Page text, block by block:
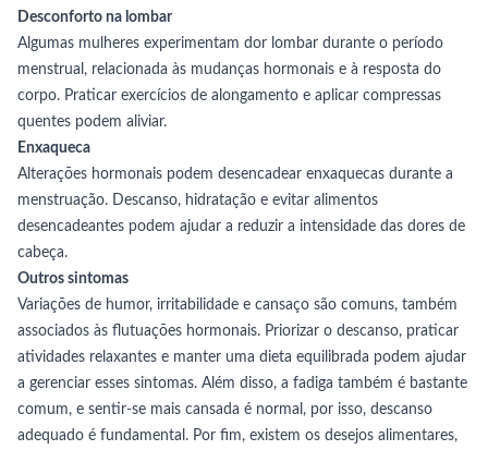
Desconforto na lombar
Algumas mulheres experimentam dor lombar durante o período
menstrual, relacionada às mudanças hormonais e à resposta do
corpo. Praticar exercícios de alongamento e aplicar compressas
quentes podem aliviar.
Enxaqueca
Alterações hormonais podem desencadear enxaquecas durante a
menstruação. Descanso, hidratação e evitar alimentos
desencadeantes podem ajudar a reduzir a intensidade das dores de
cabeça.
Outros sintomas
Variações de humor, irritabilidade e cansaço são comuns, também
associados às flutuações hormonais. Priorizar o descanso, praticar
atividades relaxantes e manter uma dieta equilibrada podem ajudar
a gerenciar esses sintomas. Além disso, a fadiga também é bastante
comum, e sentir-se mais cansada é normal, por isso, descanso
adequado é fundamental. Por fim, existem os desejos alimentares,